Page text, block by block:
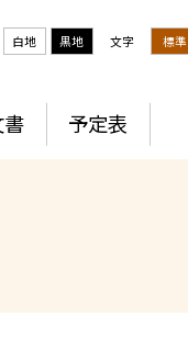
白地 黒地 文字 標準
予定表